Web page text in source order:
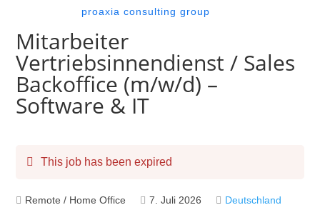
proaxia consulting group
Mitarbeiter
Vertriebsinnendienst / Sales
Backoffice (m/w/d) –
Software & IT
This job has been expired
Remote / Home Office 7. Juli 2026 Deutschland